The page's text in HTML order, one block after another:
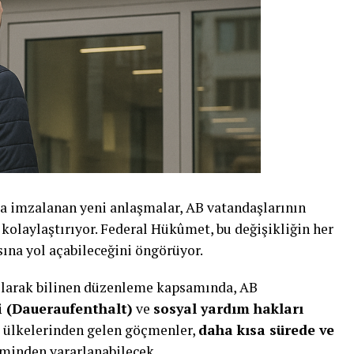
yeni anlaşmalar, AB vatandaşlarının
Federal Hükûmet, bu değişikliğin her
yol açabileceğini öngörüyor.
bilinen düzenleme kapsamında, AB
(Daueraufenthalt) ve sosyal yardım hakları
ülkelerinden gelen göçmenler, daha kısa sürede ve